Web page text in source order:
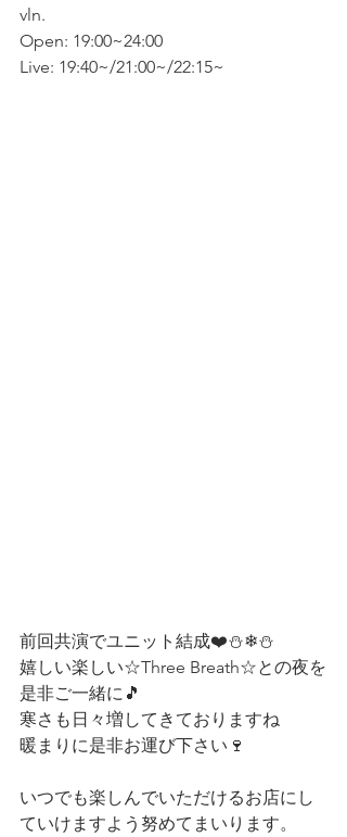
vln.
Open: 19:00~24:00
Live: 19:40~/21:00~/22:15~
前回共演でユニット結成❤️⛄❄⛄
嬉しい楽しい☆Three Breath☆との夜を
是非ご一緒に🎵
寒さも日々増してきておりますね
暖まりに是非お運び下さい🍷
いつでも楽しんでいただけるお店にし
ていけますよう努めてまいります。